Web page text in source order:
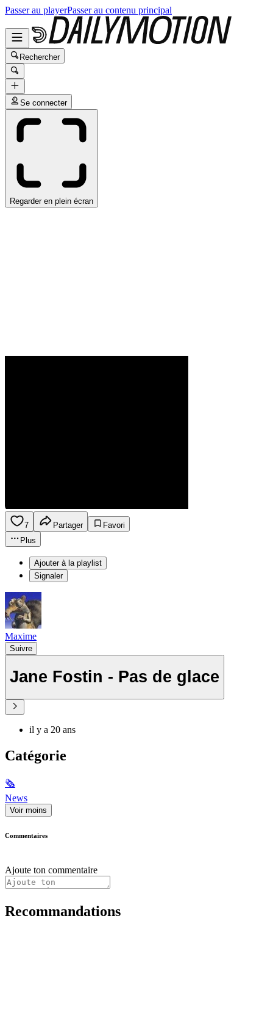
Passer au playerPasser au contenu principal
Rechercher
Se connecter
Regarder en plein écran
7 Partager
Favori
Plus
Ajouter à la playlist
Signaler
Maxime
Suivre
Jane Fostin - Pas de glace
il y a 20 ans
Catégorie
🗞
News
Voir moins
Commentaires
Ajoute ton commentaire
Recommandations